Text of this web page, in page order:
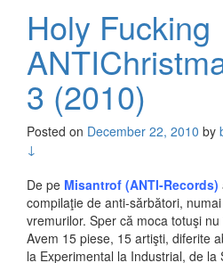
Holy Fucking
3 (2010)
Posted on December 22, 2010 by
↓
De pe Misantrof (ANTI-Records)
compilaţie de anti-sărbători,
vremurilor. Sper că moca totuşi
Avem 15 piese, 15 artişti, diferite
la Experimental la Industrial, de la